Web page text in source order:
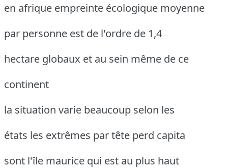
en afrique empreinte écologique moyenne
par personne est de l'ordre de 1,4
hectare globaux et au sein même de ce
continent
la situation varie beaucoup selon les
états les extrêmes par tête perd capita
sont l'île maurice qui est au plus haut